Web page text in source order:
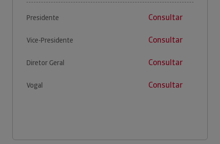
Presidente Consultar
Vice-Presidente Consultar
Diretor Geral Consultar
Vogal Consultar